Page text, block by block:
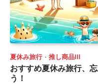
夏休み旅行 推し商品III
おすすめ夏休み旅行、
う！